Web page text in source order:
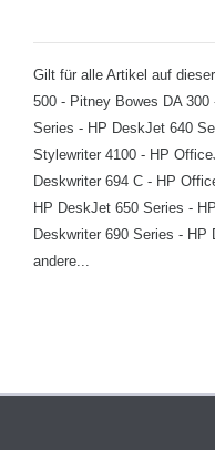
Gilt für alle Artikel auf
500 - Pitney Bowes DA
Series - HP DeskJet 640
Stylewriter 4100 - HP
Deskwriter 694 C - HP
HP DeskJet 650 Series -
Deskwriter 690 Series -
andere...